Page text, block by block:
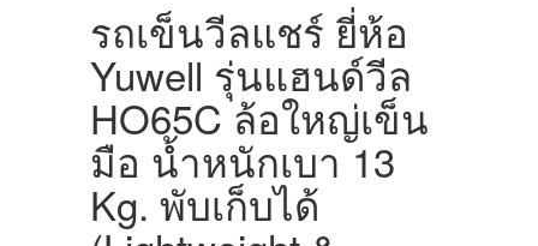
รถเข็นวีลแชร์ ยี่ห้อ
Yuwell รุ่นแฮนด์วีล
HO65C ล้อใหญ่เข็น
มือ น้ำหนักเบา 13
Kg. พับเก็บได้